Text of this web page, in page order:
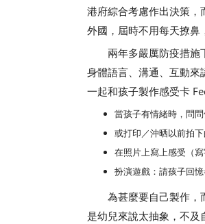
港府綜合考慮作出決策，
外國，屆時不用每天撩鼻
兩年多嚴厲防疫措施下
身體語言、溝通、互動
一起和孩子製作感受卡
當孩子有情緒時，問
或打印／沖晒以前拍
在照片上寫上感受（
扮演遊戲：請孩子回
為甚麼要自己製作，而
是幼兒來說太抽象，不